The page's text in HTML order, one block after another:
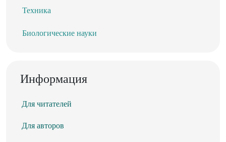
Техника
Биологические науки
Информация
Для читателей
Для авторов